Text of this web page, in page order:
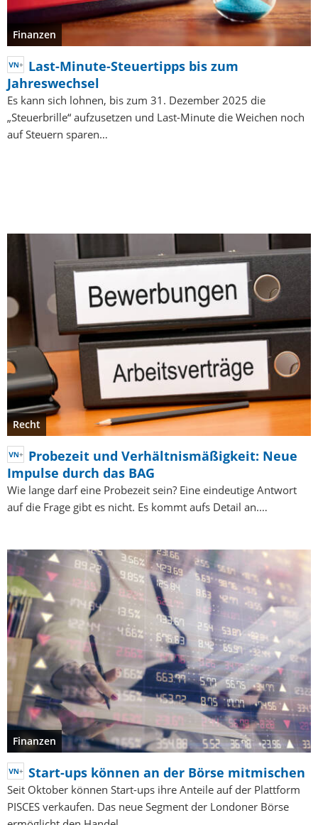
Finanzen
Last-Minute-Steuertipps bis zum
Jahreswechsel
Es kann sich lohnen, bis zum 31. Dezember 2025 die
„Steuerbrille“ aufzusetzen und Last-Minute die Weichen noch
auf Steuern sparen…
Recht
Probezeit und Verhältnismäßigkeit: Neue
Impulse durch das BAG
Wie lange darf eine Probezeit sein? Eine eindeutige Antwort
auf die Frage gibt es nicht. Es kommt aufs Detail an.…
Finanzen
Start-ups können an der Börse mitmischen
Seit Oktober können Start-ups ihre Anteile auf der Plattform
PISCES verkaufen. Das neue Segment der Londoner Börse